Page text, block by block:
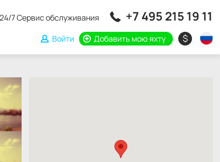
24/7 Сервис обслуживания +7 495 215 19 11
Войти Добавить мою яхту $